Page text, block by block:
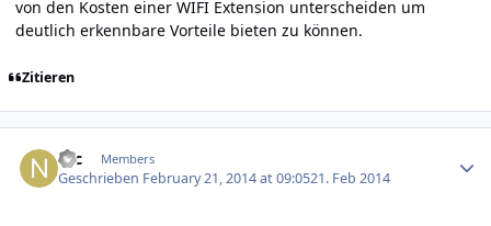
von den Kosten einer WIFI Extension unterscheiden um
deutlich erkennbare Vorteile bieten zu können.
Zitieren
Nic Members
Geschrieben February 21, 2014 at 09:0521. Feb 2014